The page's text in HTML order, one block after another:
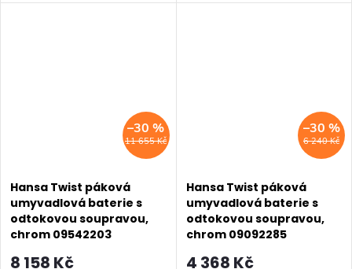
11 655 Kč
–30 %
Hansa Twist páková
umyvadlová baterie s
odtokovou soupravou,
chrom 09542203
8 158 Kč
6 240 Kč
–30 %
Hansa Twist páková
umyvadlová baterie s
odtokovou soupravou,
chrom 09092285
4 368 Kč